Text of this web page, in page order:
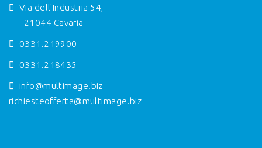
Via dell'Industria 54,
21044 Cavaria
0331.219900
0331.218435
info@multimage.biz
richiesteofferta@multimage.biz